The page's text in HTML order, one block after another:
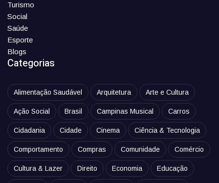
Turismo
Social
Saúde
Esporte
Blogs
Categorias
Alimentação Saudável Arquitetura Arte e Cultura
Ação Social Brasil Campinas Musical Carros
Cidadania Cidade Cinema Ciência & Tecnologia
Comportamento Compras Comunidade Comércio
Cultura & Lazer Direito Economia Educação